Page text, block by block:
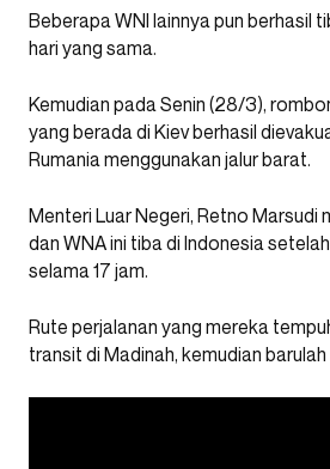
Beberapa WNI lainnya pun berhasil
hari yang sama.
Kemudian pada Senin (28/3),
yang berada di Kiev berhasil
Rumania menggunakan jalur barat.
Menteri Luar Negeri, Retno Marsudi
dan WNA ini tiba di Indonesia
selama 17 jam.
Rute perjalanan yang mereka
transit di Madinah, kemudian